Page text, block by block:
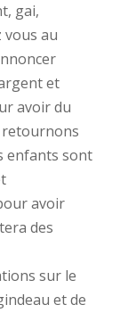
gai,
vous au
et
avoir du
retournons
enfants sont
avoir
des
sur le
et de